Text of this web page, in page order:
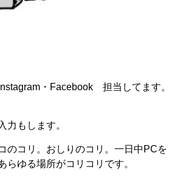
・Facebook 担当してます。
力もします。
のコリ。おしりのコリ。一日中PCを
らゆる場所がコリコリです。